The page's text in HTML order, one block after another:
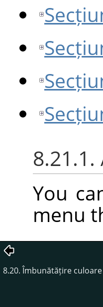
You
menu
8.20. Îmbunătățire culoare